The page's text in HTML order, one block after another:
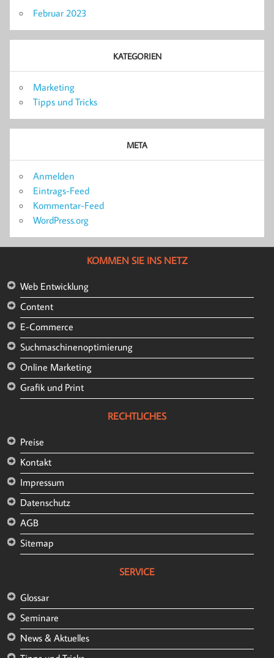
Februar 2023
KATEGORIEN
Marketing
Tipps und Tricks
META
Anmelden
Eintrags-Feed
Kommentar-Feed
WordPress.org
KOMMEN SIE INS NETZ
Web Entwicklung
Content
E-Commerce
Suchmaschinenoptimierung
Online Marketing
Grafik und Print
RECHTLICHES
Preise
Kontakt
Impressum
Datenschutz
AGB
Sitemap
SERVICE
Glossar
Seminare
News & Aktuelles